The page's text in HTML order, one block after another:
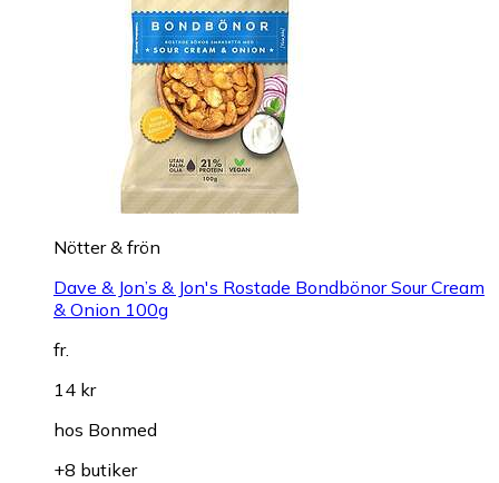
Nötter & frön
Dave & Jon’s & Jon's Rostade Bondbönor Sour Cream
& Onion 100g
fr.
14 kr
hos Bonmed
+8 butiker